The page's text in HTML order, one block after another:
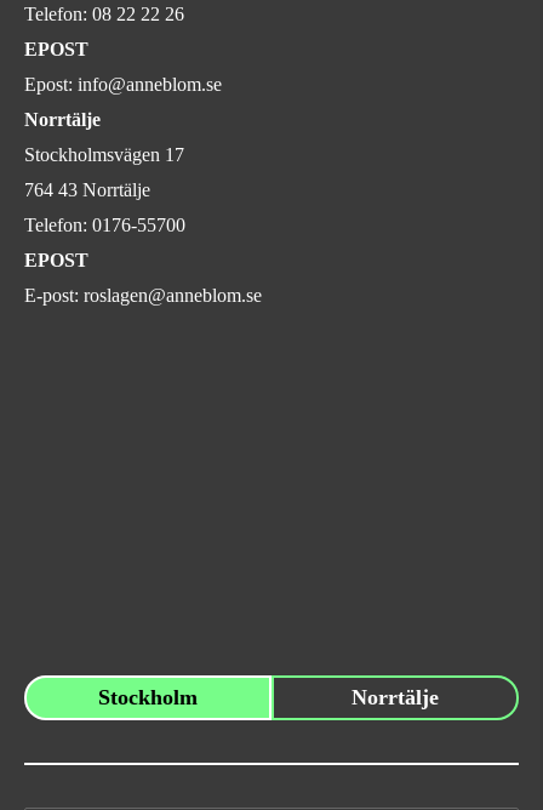
Telefon: 08 22 22 26
EPOST
Epost: info@anneblom.se
Norrtälje
Stockholmsvägen 17
764 43 Norrtälje
Telefon: 0176-55700
EPOST
E-post: roslagen@anneblom.se
Stockholm Norrtälje